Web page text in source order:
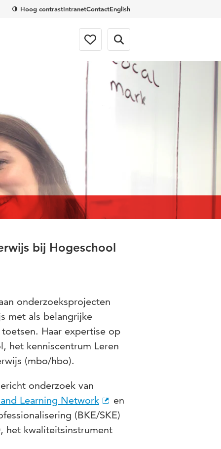
Hoog contrastIntranetContactEnglish
bij Hogeschool
onderzoeksprojecten
met als belangrijke
Haar expertise op
het kenniscentrum Leren
(mbo/hbo).
onderzoek van
Learning Network
en
(BKE/SKE)
het kwaliteitsinstrument